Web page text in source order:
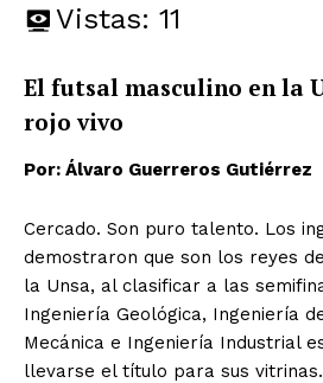
Vistas: 11
El futsal masculino en la
rojo vivo
Por: Álvaro Guerreros Gutiérrez
Cercado. Son puro talento. Los
demostraron que son los reyes
la Unsa, al clasificar a las
Ingeniería Geológica, Ingeniería
Mecánica e Ingeniería Industrial
llevarse el título para sus vitrinas.